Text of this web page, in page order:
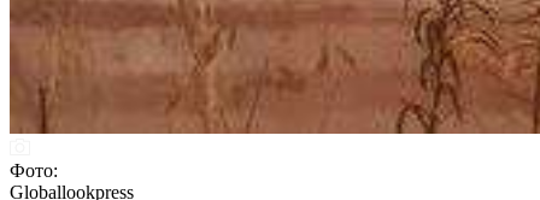
Фото:
Globallookpress